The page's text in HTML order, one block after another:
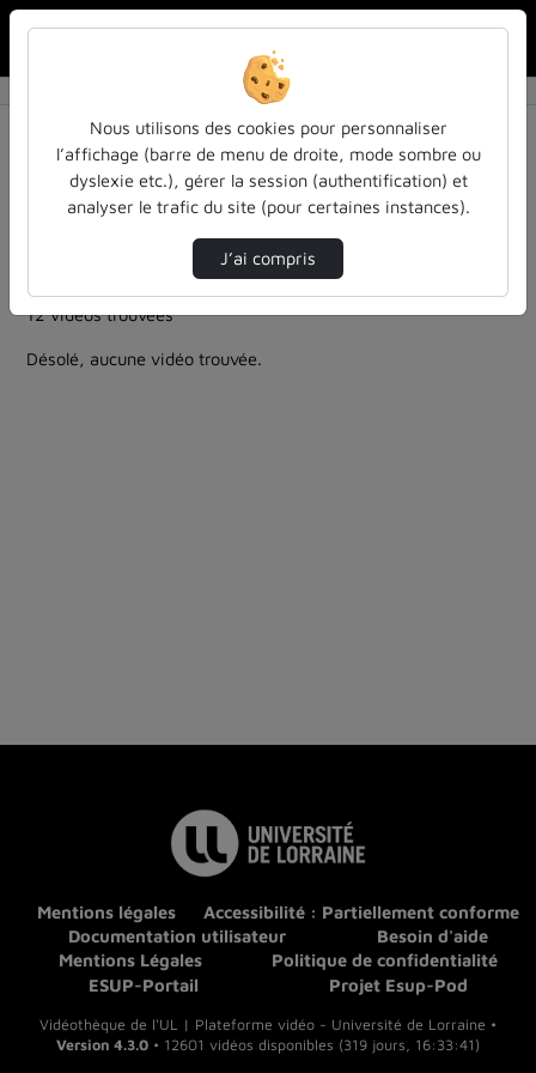
Résultats de la recherche
Filtres actifs (cliquer pour en retirer) :
les-rendez-vous-des-acteurs-de-la-fia
technologies
les-rendez-vous-des-acteurs-de-la-fia
colloques-et-conferences
12 vidéos trouvées
Désolé, aucune vidéo trouvée.
Mentions légales
Accessibilité : Partiellement conforme
Documentation utilisateur
Besoin d'aide
Mentions Légales
Politique de confidentialité
ESUP-Portail
Projet Esup-Pod
Vidéothèque de l'UL | Plateforme vidéo - Université de Lorraine •
Version 4.3.0 • 12601 vidéos disponibles (319 jours, 16:33:41)
Nous utilisons des cookies pour personnaliser
l’affichage (barre de menu de droite, mode sombre ou
dyslexie etc.), gérer la session (authentification) et
analyser le trafic du site (pour certaines instances).
J’ai compris